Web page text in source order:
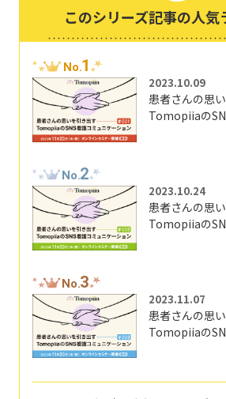
このシリーズ記事の人気
No.1
2023.10.09
患者さんの思
Tomopiiaの
No.2
2023.10.24
患者さんの思
Tomopiiaの
No.3
2023.11.07
患者さんの思
Tomopiiaの